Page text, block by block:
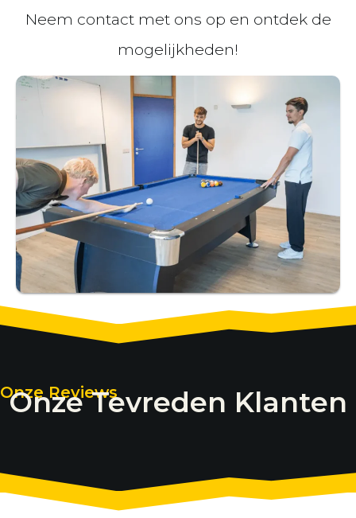
Neem contact met ons op en ontdek de
mogelijkheden!
Onze Reviews
Onze Tevreden Klanten